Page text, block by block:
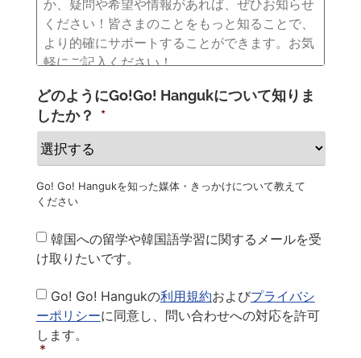
どのようにGo!Go! Hangukについて知りま
したか？
*
Go! Go! Hangukを知った媒体・きっかけについて教えて
ください
Newsletter
韓国への留学や韓国語学習に関するメールを受
け取りたいです。
Privacy
Policy *
Go! Go! Hangukの利用規約およびプライバシ
ーポリシーに同意し、問い合わせへの対応を許可
します。
*